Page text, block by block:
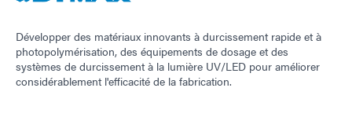
Développer des matériaux innovants à durcissement rapide et à
photopolymérisation, des équipements de dosage et des
systèmes de durcissement à la lumière UV/LED pour améliorer
considérablement l'efficacité de la fabrication.